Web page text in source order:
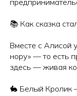
📚 Как сказка
Вместе с Алисой
нору» — то есть
здесь — живая
🐇 Белый Кролик